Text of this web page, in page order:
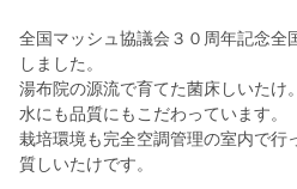
全国マッシュ協議会３０周年記念全
しました。
湯布院の源流で育てた菌床しいたけ。
水にも品質にもこだわっています。
栽培環境も完全空調管理の室内で行
質しいたけです。